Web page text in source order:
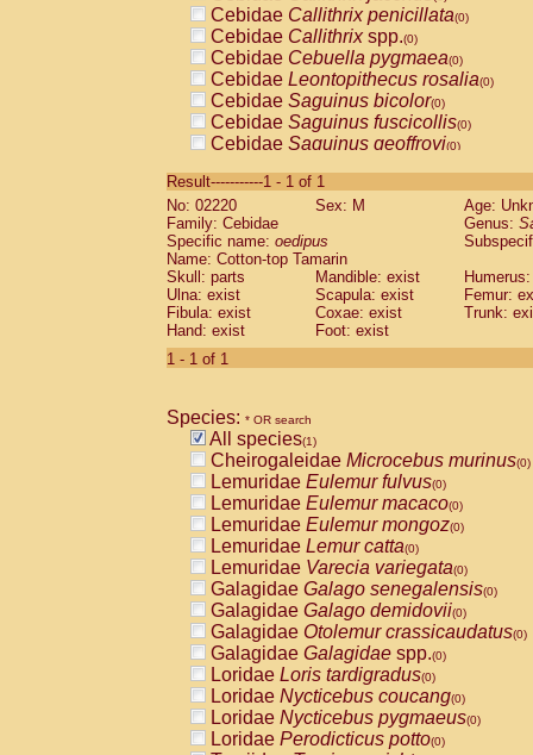
Cebidae Callithrix penicillata(0)
Cebidae Callithrixspp.(0)
Cebidae Cebuella pygmaea(0)
Cebidae Leontopithecus rosalia(0)
Cebidae Saguinus bicolor(0)
Cebidae Saguinus fuscicollis(0)
Cebidae Saguinus geoffroyi(0)
CebidaeSaguinus labiatus(0)
Cebidae Saguinus leucopus (0)
Cebidae
CebidaeSaguinus mystax
Cebidae Saguinus nigricollis (0)
Cebidae Saguinus oedipus
Cebidae Saguinus weddelli
Cebidae Saguinusspp.
Cebidae
CebidaeCebus capucinus
CebidaeCebus nigrivittatus
CebidaeCebus spp.(0)
CebidaeSaimiri boliviensis(0)
CebidaeSaimiri sciureus(0)
AtelidaeAlouatta caraya(0)
AtelidaeAlouatta fusca(0)
AtelidaeAlouatta seniculus(0)
AtelidaeAlouattaspp.(0)
AtelidaeAteles belzebuth(0)
AtelidaeAteles geoffroyi(0)
AtelidaeAteles paniscus(0)
AtelidaeAtelesspp.(0)
AtelidaeLagothrix lagothricha(0)
AtelidaeLagothrix lagothricha cana
PitheciidaeCacajao calvus
Result-----------1 - 1 of 1
No: 02220
Sex: M
Age:
Family: Cebidae
Genus:
Specific name: oedipus
Name: Cotton-top Tamarin
Skull: parts
Mandible: exist
Ulna: exist
Scapula: exist
Femur:
Fibula: exist
Coxae: exist
Trunk:
Hand: exist
Foot: exist
1 - 1 of 1
Species: * OR search
All species(1)
Cheirogaleidae Microcebus murinus(0)
Lemuridae Eulemur fulvus(0)
Lemuridae Eulemur macaco(0)
Lemuridae Eulemur mongoz(0)
Lemuridae Lemur catta(0)
Lemuridae Varecia variegata(0)
Galagidae Galago senegalensis(0)
Galagidae Galago demidovii(0)
Galagidae Otolemur crassicaudatus(0)
Galagidae Galagidae spp.(0)
Loridae Loris tardigradus(0)
Loridae Nycticebus coucang(0)
Loridae Nycticebus pygmaeus(0)
Loridae Perodicticus potto(0)